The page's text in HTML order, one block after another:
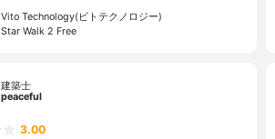
Vito Technology(ビトテクノロジー)
Star Walk 2 Free
建築士
peaceful
3.00